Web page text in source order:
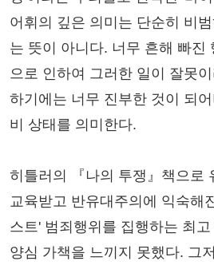
어휘의 깊은 의미는 단순히 비
는 뜻이 아니다. 너무 흔해 빠진
으로 인하여 그러한 일이 잘못
하기에는 너무 진부한 것이 되
비 상태를 의미한다.
히틀러의 『나의 투쟁』책으로
교육받고 반유대주의에 익숙해
스트' 범죄행위를 집행하는 최
양심 가책을 느끼지 못했다. 그